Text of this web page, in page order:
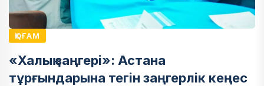
ҚОҒАМ
«Халық заңгері»: Астана
тұрғындарына тегін заңгерлік кеңес